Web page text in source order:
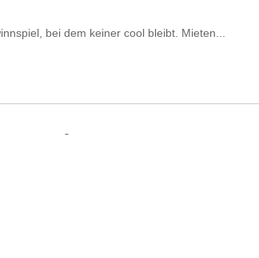
bei dem keiner cool bleibt. Mieten...